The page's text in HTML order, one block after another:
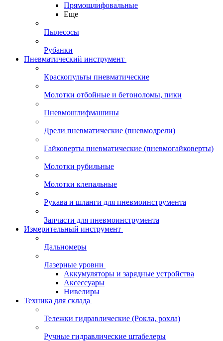
Прямошлифовальные
Еще
Пылесосы
Рубанки
Пневматический инструмент
Краскопульты пневматические
Молотки отбойные и бетоноломы, пики
Пневмошлифмашины
Дрели пневматические (пневмодрели)
Гайковерты пневматические (пневмогайковерты)
Молотки рубильные
Молотки клепальные
Рукава и шланги для пневмоинструмента
Запчасти для пневмоинструмента
Измерительный инструмент
Дальномеры
Лазерные уровни
Аккумуляторы и зарядные устройства
Аксессуары
Нивелиры
Техника для склада
Тележки гидравлические (Рокла, рохла)
Ручные гидравлические штабелеры